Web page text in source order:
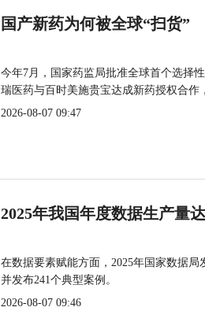
国产新药为何被全球“扫货”
今年7月，国家药监局批准全球首个选择
瑞医药与百时美施贵宝达成新药授权合
2026-08-07 09:47
2025年我国年度数据生产量
在数据要素赋能方面，2025年国家数据局
并发布241个典型案例。
2026-08-07 09:46